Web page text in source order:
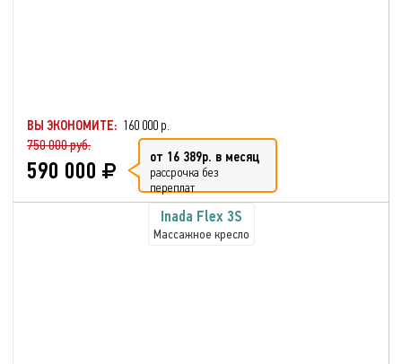
ВЫ ЭКОНОМИТЕ: 160 000 р.
750 000 руб.
590 000 от 16 389р. в месяц
рассрочка без
переплат
Inada Flex 3S
Массажное кресло